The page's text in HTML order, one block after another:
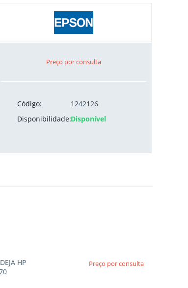
Preço por consulta
Código:
1242126
Disponibilidade:Disponível
HP
Preço por consulta